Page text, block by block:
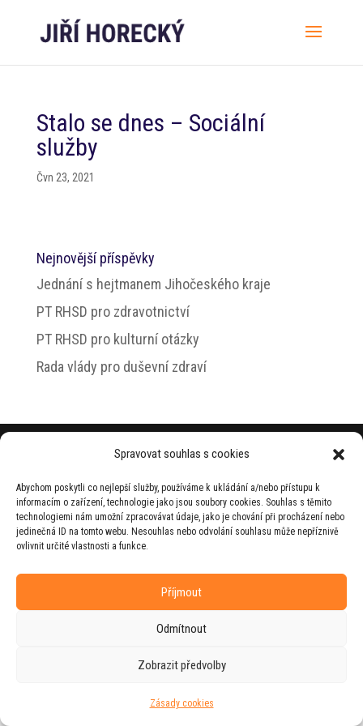
Spravovat souhlas s cookies
Abychom poskytli co nejlepší služby, používáme k ukládání a/nebo přístupu k
informacím o zařízení, technologie jako jsou soubory cookies. Souhlas s těmito
technologiemi nám umožní zpracovávat údaje, jako je chování při procházení nebo
jedinečná ID na tomto webu. Nesouhlas nebo odvolání souhlasu může nepříznivě
ovlivnit určité vlastnosti a funkce.
Příjmout
Odmítnout
Zobrazit předvolby
Zásady cookies
Stalo se dnes – Sociální
služby
Čvn 23, 2021
Nejnovější příspěvky
Jednání s hejtmanem Jihočeského kraje
PT RHSD pro zdravotnictví
PT RHSD pro kulturní otázky
Rada vlády pro duševní zdraví
© 2026 Jiří Horecký – Osobní stránky Jiřího
Web vytvořila firmaRUDIve spolupráci s
agenturouZEST BRAND.